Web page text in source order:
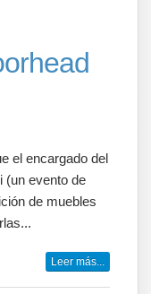
el encargado del
(un evento de
de muebles
Leer más...